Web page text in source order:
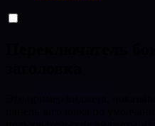
Это пример виджета,